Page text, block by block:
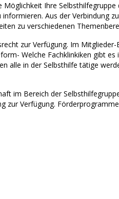
Ihre
Aus der Verbindung
zu verschiedenen
zur Verfügung. Im
Welche Fachklinkiken gibt
alle in der Selbsthilfe tätige
im Bereich der
Verfügung.